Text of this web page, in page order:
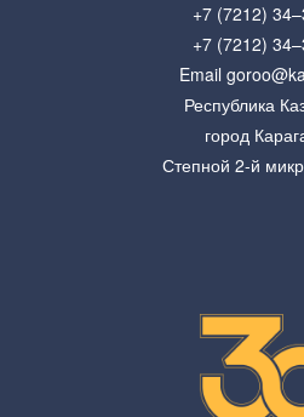
+7 (7212)
+7 (7212)
Email
Республика
город
Степной 2-й